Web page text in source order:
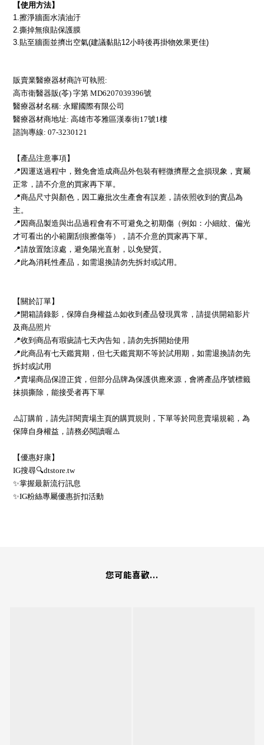
【使用方法】
1.擦淨牆面水漬油汙
2.撕掉無痕貼保護膜
3.貼至牆面並擠出空氣(建議黏貼12小時後再掛物效果更佳)
販賣業醫療器材商許可執照:
高市衛醫器販(苓) 字第 MD6207039396號
醫療器材名稱: 永耀國際有限公司
醫療器材商地址: 高雄市苓雅區漢泰街17號1樓
諮詢專線: 07-3230121
【產品注意事項】
📍因運送過程中，難免會造成商品外包裝有輕微擠壓之盒損現象，實屬
正常，請不介意的買家再下單。
📍商品尺寸與顏色，因工廠批次生產會有誤差，請依照收到的實品為
主。
📍因商品製造與出品過程會有不可避免之初期傷（例如：小細紋、偏光
才可看出的小範圍刮痕擦傷等），請不介意的買家再下單。
📍請放置陰涼處，避免陽光直射，以免變質。
📍此為消耗性產品，如需退換請勿先拆封或試用。
【關於訂單】
📍開箱請錄影，保障自身權益⚠️如收到產品發現異常，請提供開箱影片
及商品照片
📍收到商品有瑕疵請七天內告知，請勿先拆開始使用
📍此商品有七天鑑賞期，但七天鑑賞期不等於試用期，如需退換請勿先
拆封或試用
📍賣場商品保證正貨，但部分品牌為保護供應來源，會將產品序號標籤
抹損撕除，能接受者再下單
⚠️訂購前，請先詳閱賣場主頁的購買規則，下單等於同意賣場規範，為
保障自身權益，請務必閱讀喔⚠️
【優惠好康】
IG搜尋🔍dtstore.tw
✨掌握最新流行訊息
✨IG粉絲專屬優惠折扣活動
您可能喜歡...